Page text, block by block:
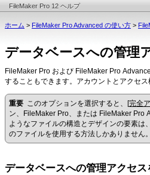
FileMaker Pro 12 ヘルプ
ホーム > FileMaker Pro Advanced の使い方 >
データベースへの管理
FileMaker Pro および FileMaker Pro
することもできます。アカウントとアクセス
重要 このオプションを選択すると、[完全
ン、FileMaker Pro、または FileMaker Pro
ようなファイルの構造とデザインの要素
のファイルを使用する方法しかありません。
データベースへの管理アクセ